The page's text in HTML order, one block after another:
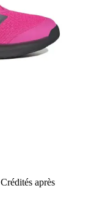
Crédités après